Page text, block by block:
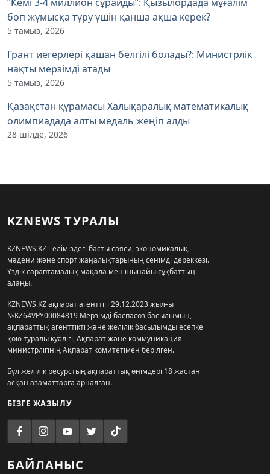
боп жұмысқа тұру үшін қанша ақша керек?
5 тамыз, 2026
Грант иегерлері қашан белгілі болады?: Министрлік
нақты мерзімді атады
5 тамыз, 2026
Қазақстан құрамасы Халықаралық математикалық
олимпиадада алты медаль жеңіп алды
28 шілде, 2026
KZNEWS ТУРАЛЫ
KZNEWS.KZ - еліміздегі басты саяси, экономикалық,
мәдени және спорт жаңалықтарының сенімді дереккөзі.
Үздік сараптамалық мақала мен шынайы сұқбаттың
алаңы.
KZNEWS.KZ ақпарат агенттігі 29.12.2023 жылғы
№KZ64VPY00084819 Мерзімді баспасөз басылымын,
ақпараттық агенттікті және желілік басылымды есепке
қою туралы куәлігі, Ақпарат және коммуникация
министрлігінің Ақпарат комитетімен берілген.
Бұл желілік ресурстың ақпараттық өнімдері 18 жастан
асқан азаматтарға арналған.
БІЗГЕ ЖАЗЫЛУ
БАЙЛАНЫС